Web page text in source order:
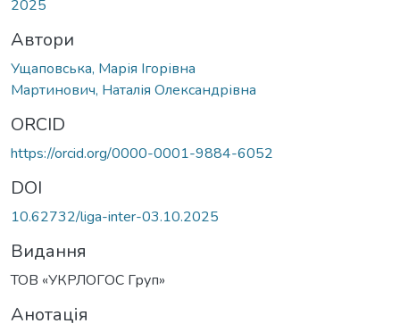
2025
Автори
Ущаповська, Марія Ігорівна
Мартинович, Наталія Олександрівна
ORCID
https://orcid.org/0000-0001-9884-6052
DOI
10.62732/liga-inter-03.10.2025
Видання
ТОВ «УКРЛОГОС Груп»
Анотація